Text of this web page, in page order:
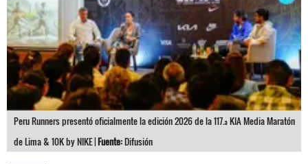
Peru Runners presentó oficialmente la edición 2026 de la 117.ª KIA Media Maratón
de Lima & 10K by NIKE |Fuente:Difusión